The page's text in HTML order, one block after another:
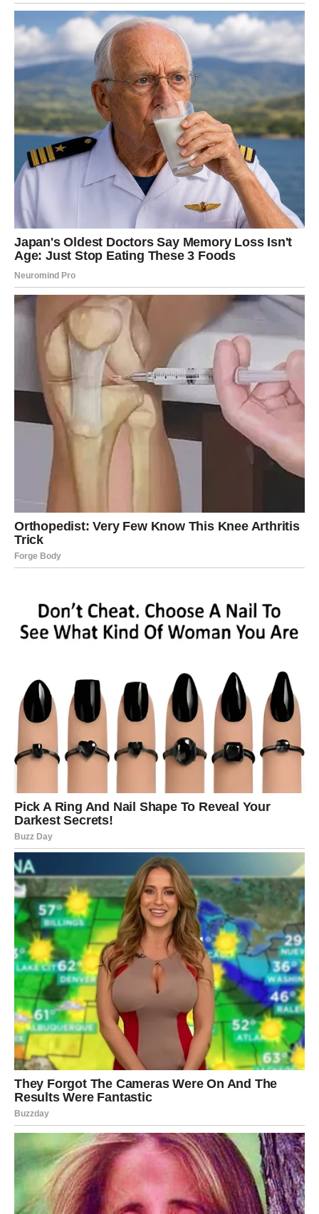
Sudbina vam konačno vraća
osmijeh
Mnoge Vodolije će tokom naredne sedmice ostati
iznenađene koliko brzo bi se stvari mogle promijeniti
nabolje.
Ono što vam dolazi moglo bi vam vratiti vjeru u sreću i
pokazati da ništa kroz šta ste prolazile nije bilo uzalud.
Sudbina vam sada donosi dane tokom kojih ćete se
osjećati spokojno, zadovoljno i ispunjeno.
Ovo je sedmica koju ćete dugo
pamtiti
Zvijezde vam poručuju da ne sumnjate u sebe i da
maksimalno iskoristite period koji dolazi.
Pred vama su dani puni sreće, pozitivnih iznenađenja i
trenutaka koji bi mogli potpuno promijeniti vaš život.
Naredna sedmica za vas neće biti obična. Ovo je vrijeme
tokom kojeg biste mogle shvatiti da vam život konačno
donosi ono što ste dugo zaslužile.